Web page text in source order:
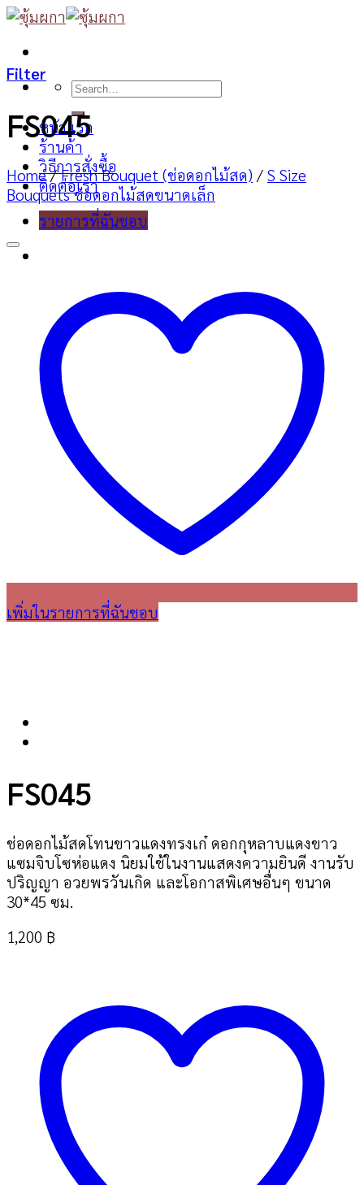
Skip
content
Search
หน้าแรก
ร้านค้า
วิธีการสั่งซื้อ
ติดต่อเรา
รายการที่ฉันชอบ
Filter
FS045
Home / Fresh Bouquet (ช่อดอกไม้สด) / S Size
Bouquets ช่อดอกไม้สดขนาดเล็ก
เพิ่มในรายการที่ฉันชอบ
FS045
ช่อดอกไม้สดโทนขาวแดงทรงเก๋ ดอกกุหลาบแดงขาว
แซมจิบโซห่อแดง นิยมใช้ในงานแสดงความยินดี งานรับ
ปริญญา อวยพรวันเกิด และโอกาสพิเศษอื่นๆ ขนาด
30*45 ซม.
1,200 ฿